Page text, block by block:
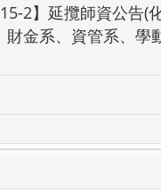
2】延攬師資公告(
財金系、資管系、學